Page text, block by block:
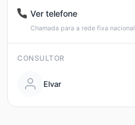
Ver telefone
Chamada para a rede fixa nacional
CONSULTOR
Elvar